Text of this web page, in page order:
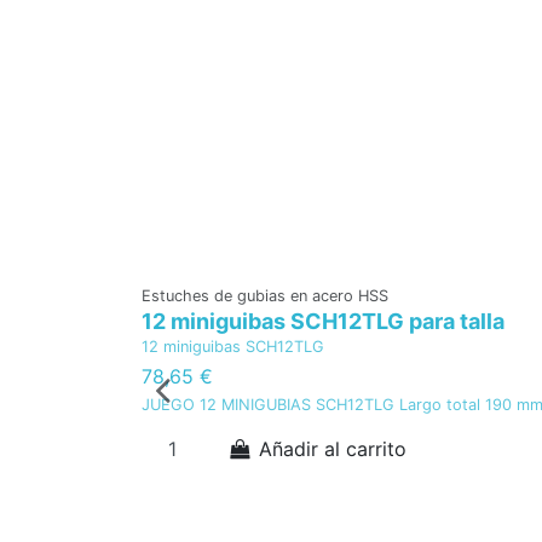
Estuches de gubias en acero HSS
12 miniguibas SCH12TLG para talla
12 miniguibas SCH12TLG
78,65 €
JUEGO 12 MINIGUBIAS SCH12TLG Largo total 190 mm
Añadir al carrito